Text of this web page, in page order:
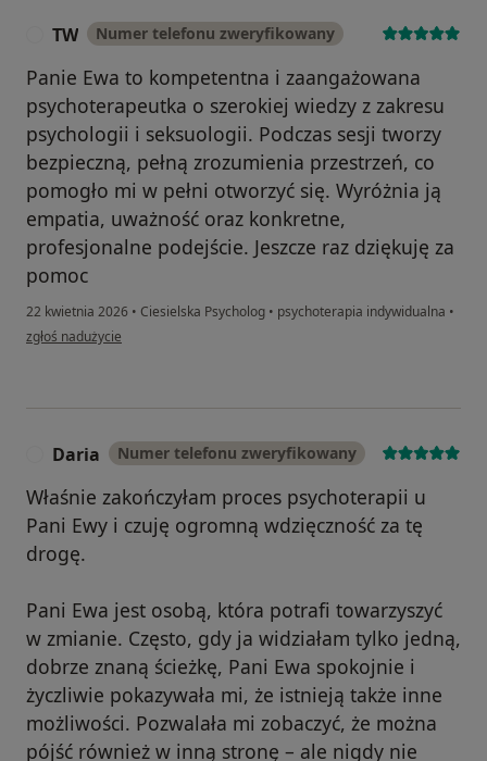
TW Numer telefonu zweryfikowany
Panie Ewa to kompetentna i zaangażowana
psychoterapeutka o szerokiej wiedzy z zakresu
psychologii i seksuologii. Podczas sesji tworzy
bezpieczną, pełną zrozumienia przestrzeń, co
pomogło mi w pełni otworzyć się. Wyróżnia ją
empatia, uważność oraz konkretne,
profesjonalne podejście. Jeszcze raz dziękuję za
pomoc
22 kwietnia 2026 • Ciesielska Psycholog • psychoterapia indywidualna •
w opinii użytkownika TW
zgłoś nadużycie
Daria Numer telefonu zweryfikowany
Właśnie zakończyłam proces psychoterapii u
Pani Ewy i czuję ogromną wdzięczność za tę
drogę.
Pani Ewa jest osobą, która potrafi towarzyszyć
w zmianie. Często, gdy ja widziałam tylko jedną,
dobrze znaną ścieżkę, Pani Ewa spokojnie i
życzliwie pokazywała mi, że istnieją także inne
możliwości. Pozwalała mi zobaczyć, że można
pójść również w inną stronę – ale nigdy nie